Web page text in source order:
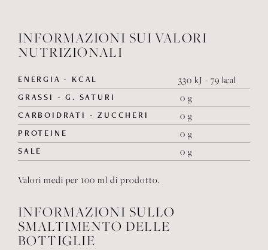
INFORMAZIONI SUI VALORI
NUTRIZIONALI
ENERGIA - KCAL 330 kJ - 79 kcal
GRASSI - G. SATURI 0 g
CARBOIDRATI - ZUCCHERI 0 g
PROTEINE 0 g
SALE 0 g
Valori medi per 100 ml di prodotto.
INFORMAZIONI SULLO
SMALTIMENTO DELLE
BOTTIGLIE